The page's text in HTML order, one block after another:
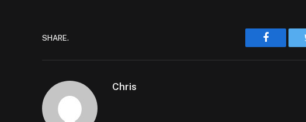
SHARE.
Chris